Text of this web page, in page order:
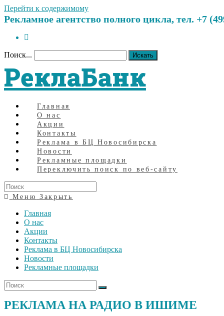
Перейти к содержимому
Рекламное агентство полного цикла, тел. +7
Поиск... Искать
РеклаБанк
Главная
О нас
Акции
Контакты
Реклама в БЦ Новосибирска
Новости
Рекламные площадки
Переключить поиск по веб-сайту
Меню Закрыть
Главная
О нас
Акции
Контакты
Реклама в БЦ Новосибирска
Новости
Рекламные площадки
РЕКЛАМА НА РАДИО В ИШИМЕ